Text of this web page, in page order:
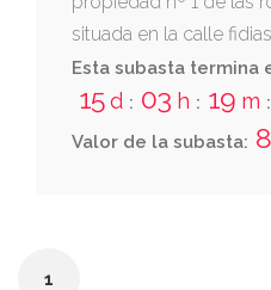
situada en la calle
rozas de madrid. sobre
construido una
sitio conocido por los
Esta subasta termina
15d : 03 h : 19 m :
Valor de la subasta:
1